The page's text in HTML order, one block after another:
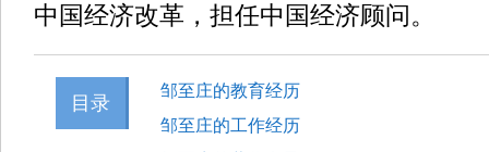
中国经济改革，担任中国经济顾问。
目录
邹至庄的教育经历
邹至庄的工作经历